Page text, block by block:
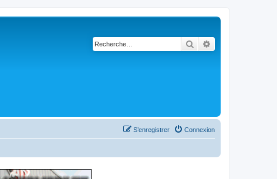
Rechercher
Connexion
S’enregistrer